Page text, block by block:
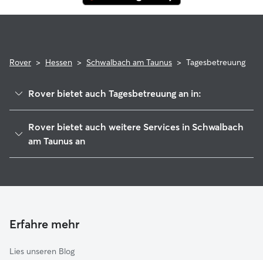
Rover > Hessen > Schwalbach am Taunus > Tagesbetreuung
Rover bietet auch Tagesbetreuung an in:
Kronberg im Taunus
Königstein im Taunus
Rover bietet auch weitere Services in Schwalbach
am Taunus an
Gassi-Service in Schwalbach am Taunus
Erfahre mehr
Lies unseren Blog